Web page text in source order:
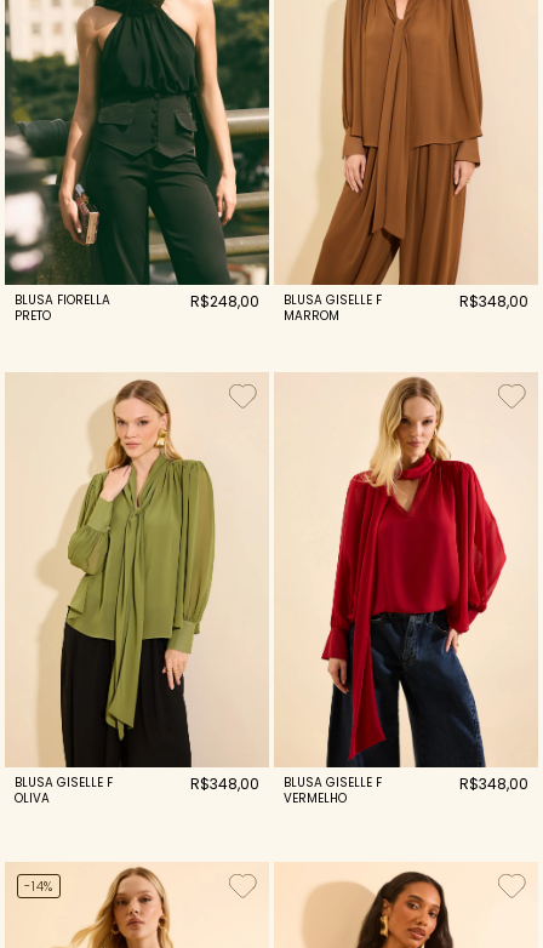
BLUSA FIORELLA
PRETO
R$248,00
BLUSA GISELLE F
MARROM
R$348,00
BLUSA GISELLE F
OLIVA
R$348,00
BLUSA GISELLE F
VERMELHO
R$348,00
-14%